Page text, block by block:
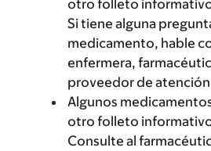
otro folleto
Si tiene alguna
medicamento, hable
enfermera,
proveedor de
Algunos
otro folleto
Consulte al